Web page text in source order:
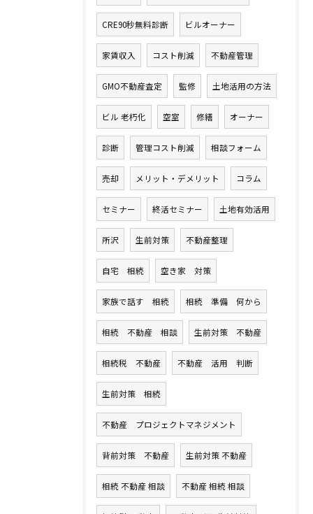
CRE90秒無料診断 ビルオーナー
家賃収入 コスト削減 不動産管理
GMO不動産査定 監修 土地活用の方法
ビル 老朽化 空室 修繕 オーナー
診断 管理コスト削減 相談フォーム
売却 メリット・デメリット コラム
セミナー 終活セミナー 土地有効活用
所沢 生前対策 不動産整理
自宅 相続 空き家 対策
家族で話す 相続 相続 準備 何から
相続 不動産 相談 生前対策 不動産
相続税 不動産 不動産 活用 判断
生前対策 相続
不動産 プロジェクトマネジメント
背前対策 不動産 生前対策 不動産
相続 不動産 相談 不動産 相続 相談